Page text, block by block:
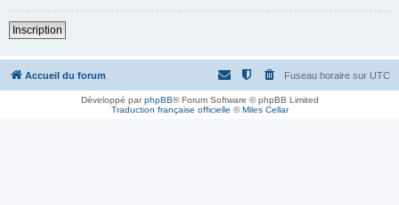
Inscription
Accueil du forum Fuseau horaire sur UTC
Développé parphpBB® Forum Software © phpBB Limited
Traduction française officielle ©Miles Cellar